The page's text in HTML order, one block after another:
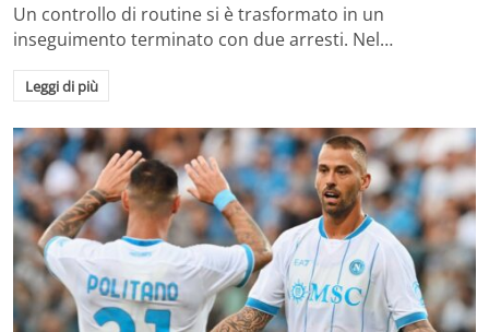
Un controllo di routine si è trasformato in un
inseguimento terminato con due arresti. Nel…
Leggi di più